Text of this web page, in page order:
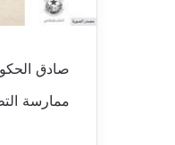
صادق
ممارسة